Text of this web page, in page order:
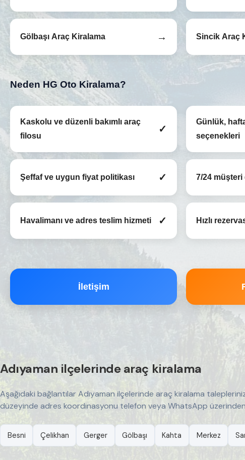
Gölbaşı Araç Kiralama → Sincik Araç
Neden HG Oto Kiralama?
Kaskolu ve düzenli bakımlı araç
filosu
✓
Şeffaf ve uygun fiyat politikası ✓
Havalimanı ve adres teslim hizmeti ✓
Günlük,
seçenekleri
7/24 müşteri
Hızlı
İletişim
Adıyaman ilçelerinde araç kiralama
Aşağıdaki bağlantılar Adıyaman ilçelerinde araç kiralama
düzeyinde adres koordinasyonu telefon veya WhatsApp
Besni Çelikhan Gerger Gölbaşı Kahta Merkez